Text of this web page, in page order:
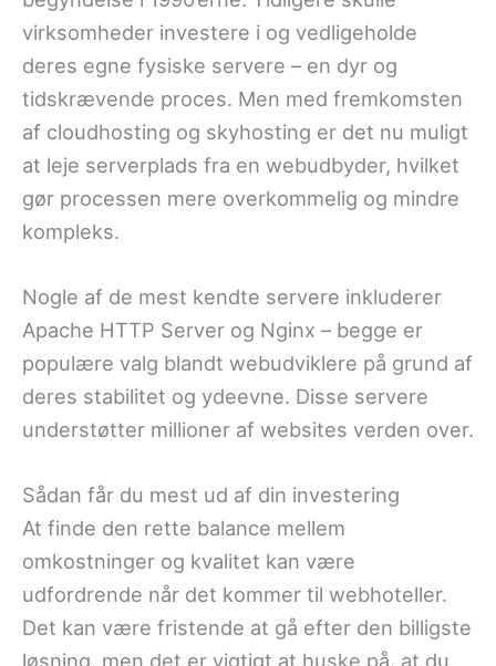
virksomheder investere i og vedligeholde
deres egne fysiske servere – en dyr og
tidskrævende proces. Men med fremkomsten
af cloudhosting og skyhosting er det nu muligt
at leje serverplads fra en webudbyder, hvilket
gør processen mere overkommelig og mindre
kompleks.
Nogle af de mest kendte servere inkluderer
Apache HTTP Server og Nginx – begge er
populære valg blandt webudviklere på grund af
deres stabilitet og ydeevne. Disse servere
understøtter millioner af websites verden over.
Sådan får du mest ud af din investering
At finde den rette balance mellem
omkostninger og kvalitet kan være
udfordrende når det kommer til webhoteller.
Det kan være fristende at gå efter den billigste
løsning, men det er vigtigt at huske på, at du